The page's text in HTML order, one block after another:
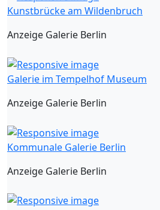
Kunstbrücke am Wildenbruch
Anzeige Galerie Berlin
Galerie im Tempelhof Museum
Anzeige Galerie Berlin
Kommunale Galerie Berlin
Anzeige Galerie Berlin